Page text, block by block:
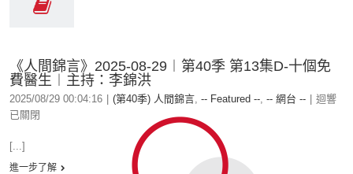
《人間錦言》2025-08-29︱第40季 第13集D-十個免
費醫生︱主持：李錦洪
2025/08/29 00:04:16 (第40季) 人間錦言, -- Featured --, -- 網台 --
迴響
已關閉
[...]
進一步了解